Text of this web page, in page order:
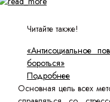
Читайте также!
«Антисоциальное
бороться»
Подробнее
Основная цель всех